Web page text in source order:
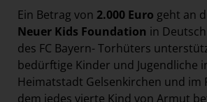
Ein Betrag von 2.000 Euro geht an
Neuer Kids Foundation in
des FC Bayern- Torhüters
bedürftige Kinder und Jugendliche
Heimatstadt Gelsenkirchen und im
dem jedes vierte Kind von Armut